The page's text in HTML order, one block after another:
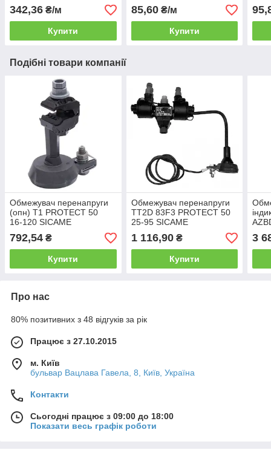
342,36 ₴/м
Купити
85,60₴/м
Купити
Подібні товари компанії
Обмежувач перенапруги
(опн) T1 PROTECT 50
16‑120 SICAME
792,54 ₴
Купити
Обмежувач перенапруги
TT2D 83F3 PROTECT 50
25-95 SICAME
1 116,90₴
Купити
3
Про нас
80% позитивних з 48 відгуків за рік
Працює з 27.10.2015
м. Київ
бульвар Вацлава Гавела, 8, Київ, Україна
Контакти
Сьогодні працює з 09:00 до 18:00
Показати весь графік роботи